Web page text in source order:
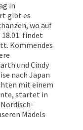
in
gibt es
wo auf
findet
Kommendes
und Cindy
nach Japan
mit einem
startet in
Mädels